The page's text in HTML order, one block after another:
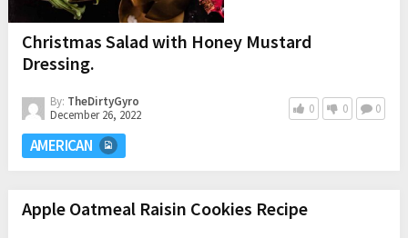
Christmas Salad with Honey Mustard
Dressing.
By: TheDirtyGyro
December 26, 2022
0 0 0
AMERICAN
Apple Oatmeal Raisin Cookies Recipe